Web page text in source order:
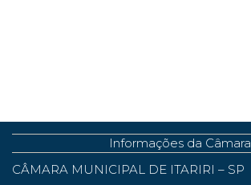
Informações da Câmara
CÂMARA MUNICIPAL DE ITARIRI – SP